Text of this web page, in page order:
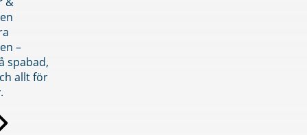
–
spabad,
allt för